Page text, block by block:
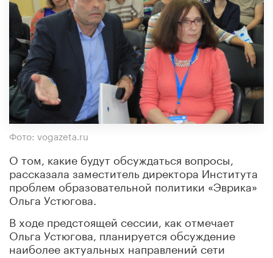
Фото: vogazeta.ru
О том, какие будут обсуждаться вопросы,
рассказала заместитель директора Института
проблем образовательной политики «Эврика»
Ольга Устюгова.
В ходе предстоящей сессии, как отмечает
Ольга Устюгова, планируется обсуждение
наиболее актуальных направлений сети